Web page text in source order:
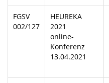
FGSV
002/127
HEUREKA
2021
online-
Konferenz
13.04.2021